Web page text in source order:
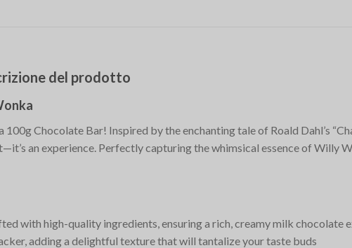
del prodotto
Chocolate Bar! Inspired by the enchanting tale of Roald Dahl’s
an experience. Perfectly capturing the whimsical essence of Willy
with high-quality ingredients, ensuring a rich, creamy milk chocolate
adding a delightful texture that will tantalize your taste buds​